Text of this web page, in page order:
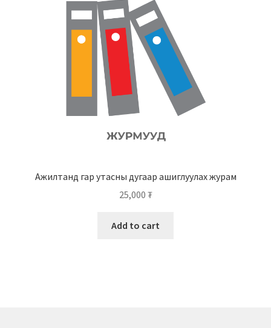
Ажилтанд гар утасны дугаар ашиглуулах журам
25,000 ₮
Add to cart